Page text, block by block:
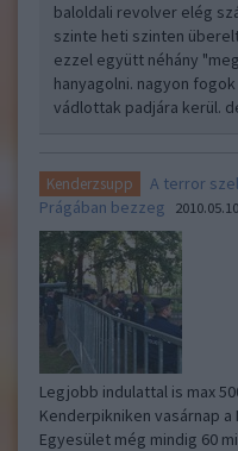
baloldali revolver elég
szinte heti szinten
ezzel együtt néhány
hanyagolni. nagyon
vádlottak padjára kerül.
Kenderzsupp
A terror
Prágában bezzeg
Legjobb indulattal is max
Kenderpikniken vasárnap
Egyesület még mindig 60